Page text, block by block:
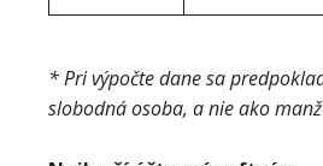
* Pri výpočte dane sa
slobodná osoba, a nie ako